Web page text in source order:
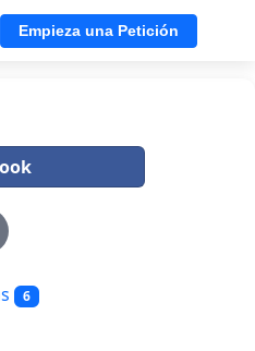
Empieza una Petición
6